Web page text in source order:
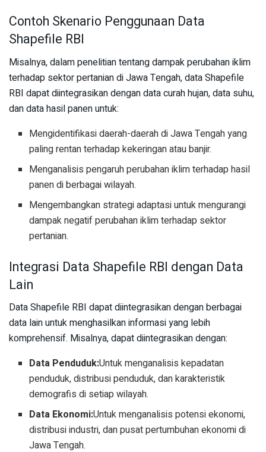
Contoh Skenario Penggunaan Data
Shapefile RBI
Misalnya, dalam penelitian tentang dampak perubahan iklim
terhadap sektor pertanian di Jawa Tengah, data Shapefile
RBI dapat diintegrasikan dengan data curah hujan, data suhu,
dan data hasil panen untuk:
Mengidentifikasi daerah-daerah di Jawa Tengah yang
paling rentan terhadap kekeringan atau banjir.
Menganalisis pengaruh perubahan iklim terhadap hasil
panen di berbagai wilayah.
Mengembangkan strategi adaptasi untuk mengurangi
dampak negatif perubahan iklim terhadap sektor
pertanian.
Integrasi Data Shapefile RBI dengan Data
Lain
Data Shapefile RBI dapat diintegrasikan dengan berbagai
data lain untuk menghasilkan informasi yang lebih
komprehensif. Misalnya, dapat diintegrasikan dengan:
Data Penduduk:Untuk menganalisis kepadatan
penduduk, distribusi penduduk, dan karakteristik
demografis di setiap wilayah.
Data Ekonomi:Untuk menganalisis potensi ekonomi,
distribusi industri, dan pusat pertumbuhan ekonomi di
Jawa Tengah.